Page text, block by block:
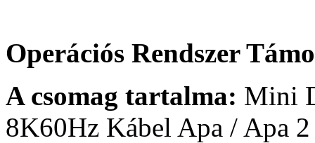
Operációs Rendszer
A csomag tartalma: Mini
8K60Hz Kábel Apa / Apa